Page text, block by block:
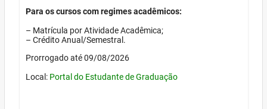
Para os cursos com regimes acadêmicos:
– Matrícula por Atividade Acadêmica;
– Crédito Anual/Semestral.
Prorrogado até 09/08/2026
Local: Portal do Estudante de Graduação